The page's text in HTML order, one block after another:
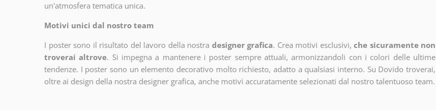
un'atmosfera tematica unica.
Motivi unici dal nostro team
I poster sono il risultato del lavoro della nostra designer grafica. Crea motivi esclusivi, che sicuramente non
troverai altrove. Si impegna a mantenere i poster sempre attuali, armonizzandoli con i colori delle ultime
tendenze. I poster sono un elemento decorativo molto richiesto, adatto a qualsiasi interno. Su Dovido troverai,
oltre ai design della nostra designer grafica, anche motivi accuratamente selezionati dal nostro talentuoso team.